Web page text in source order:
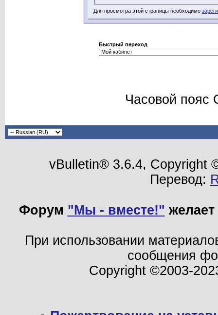
Для просмотра этой страницы необходимо
Быстрый переход
Часовой пояс
vBulletin® 3.6.4, Copyright
Перевод:
Форум "Мы - вместе!"
При использовании
сообщения
Copyright ©2003-